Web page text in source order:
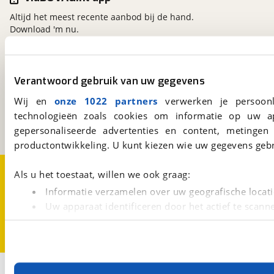
Verantwoord gebruik van uw gegevens
Wij en onze 1022 partners verwerken je
technologieën zoals cookies om informatie op
gepersonaliseerde advertenties en content,
productontwikkeling. U kunt kiezen wie uw gegevens
Als u het toestaat, willen we ook graag:
Informatie verzamelen over uw geografische
Uw apparaat identificeren door het actief te
Met cookies en vergelijkbare technieken zorgen we
viaBOVAG.nl
3981 AJ
Bunnik
Een initiatief van
BOVAG
Altijd het meest recente aanbod bij de hand.
Download 'm nu.
Over viaBOVAG.nl
Disclaimer- en Privacyverklaring
CookievoorkeurenVacatures